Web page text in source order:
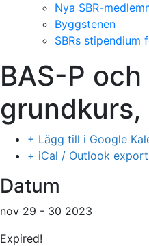
Nya SBR-
Byggstenen
SBRs stipendium
BAS-P
grundkurs,
+ Lägg till i Google
+ iCal / Outlook export
Datum
nov 29 - 30 2023
Expired!